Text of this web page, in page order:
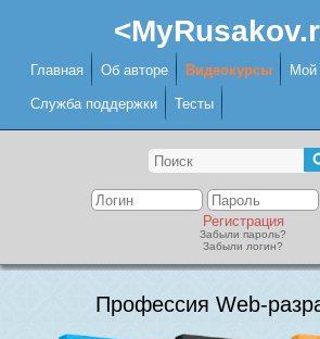
Главная Об авторе Видеокурсы Мой
Служба поддержки Тесты
Регистрация
Забыли пароль?
Забыли логин?
Профессия Web-